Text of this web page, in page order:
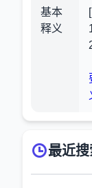
基本
释义
最近